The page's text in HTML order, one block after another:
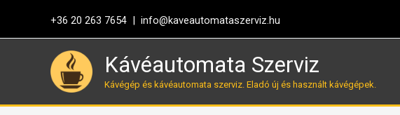
+36 20 263 7654 | info@kaveautomataszerviz.hu
Kávéautomata Szerviz
Kávégép és kávéautomata szerviz. Eladó új és használt kávégépek.